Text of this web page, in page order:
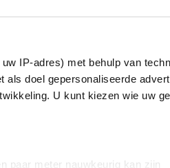
IP-adres) met behulp van
doel gepersonaliseerde
U kunt kiezen wie uw
paar meter nauwkeurig kan zijn